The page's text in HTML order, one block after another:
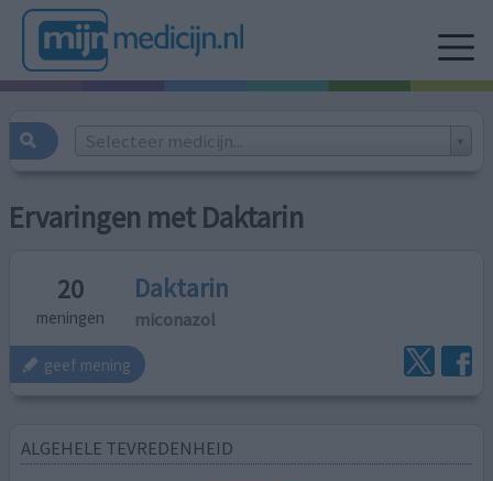
Selecteer medicijn...
Ervaringen met Daktarin
20
meningen
Daktarin
miconazol
geef mening
ALGEHELE TEVREDENHEID